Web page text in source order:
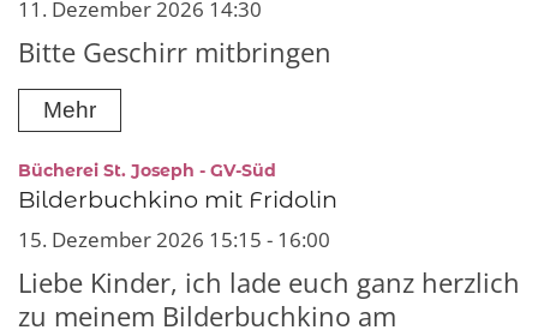
11. Dezember 2026 14:30
Bitte Geschirr mitbringen
Mehr
Bücherei St. Joseph - GV-Süd
Bilderbuchkino mit Fridolin
15. Dezember 2026 15:15 - 16:00
Liebe Kinder, ich lade euch ganz herzlich
zu meinem Bilderbuchkino am